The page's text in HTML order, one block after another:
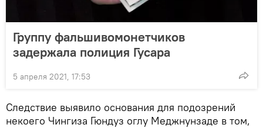
Группу фальшивомонетчиков
задержала полиция Гусара
5 апреля 2021, 17:53
Следствие выявило основания для подозрений
некоего Чингиза Гюндуз оглу Меджнунзаде в том,